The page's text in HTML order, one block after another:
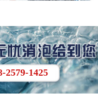
2579-1425